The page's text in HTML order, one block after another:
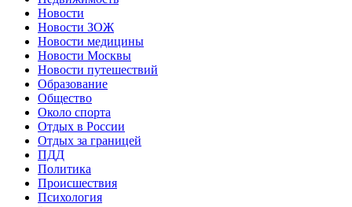
Новости
Новости ЗОЖ
Новости медицины
Новости Москвы
Новости путешествий
Образование
Общество
Около спорта
Отдых в России
Отдых за границей
ПДД
Политика
Происшествия
Психология